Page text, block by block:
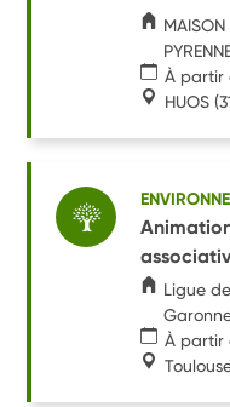
À partir
HUOS
Ligue
À partir